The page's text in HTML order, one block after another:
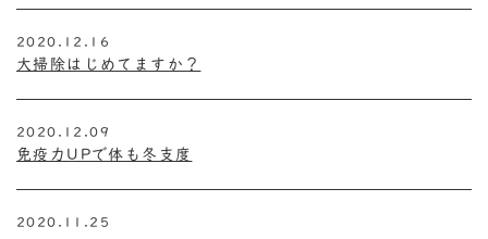
2020.12.16
大掃除はじめてますか？
2020.12.09
免疫力UPで体も冬支度
2020.11.25